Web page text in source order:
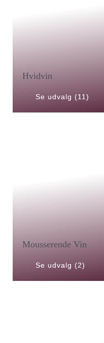
Hvidvin
Se udvalg (11)
Mousserende Vin
Se udvalg (2)